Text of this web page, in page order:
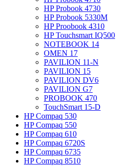
HP Probook 4730
HP Probook 5330M
HP Proobook 4310
HP Touchsmart IQ500
NOTEBOOK 14
OMEN 17
PAVILION 11-N
PAVILION 15
PAVILION DV6
PAVILION G7
PROBOOK 470
TouchSmart 15-D
HP Compaq 530
HP Compaq 550
HP Compaq 610
HP Compaq 6720S
HP Compaq 6735
HP Compaq 8510